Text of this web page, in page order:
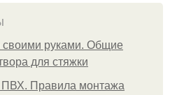
своими руками. Общие
для стяжки
ПВХ. Правила монтажа